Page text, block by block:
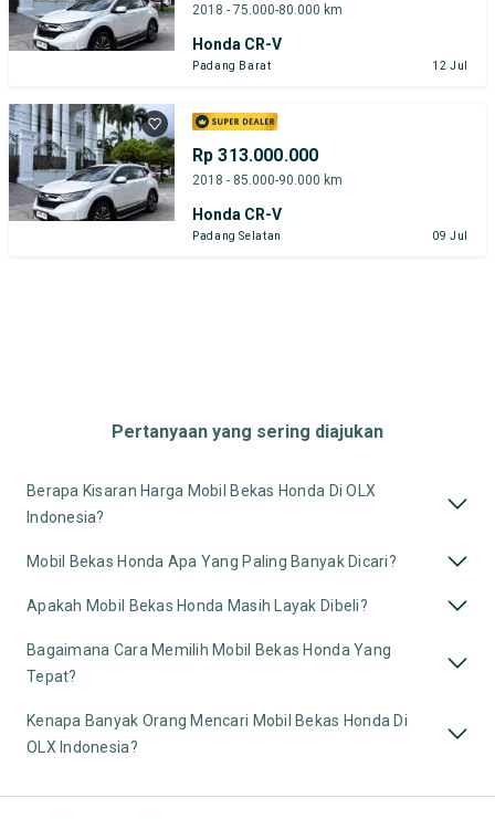
2018 - 75.000-80.000 km
Honda CR-V
Padang Barat 12 Jul
Rp 313.000.000
2018 - 85.000-90.000 km
Honda CR-V
Padang Selatan 09 Jul
Pertanyaan yang sering diajukan
Berapa Kisaran Harga Mobil Bekas Honda Di OLX
Indonesia?
Mobil Bekas Honda Apa Yang Paling Banyak Dicari?
Apakah Mobil Bekas Honda Masih Layak Dibeli?
Bagaimana Cara Memilih Mobil Bekas Honda Yang
Tepat?
Kenapa Banyak Orang Mencari Mobil Bekas Honda Di
OLX Indonesia?